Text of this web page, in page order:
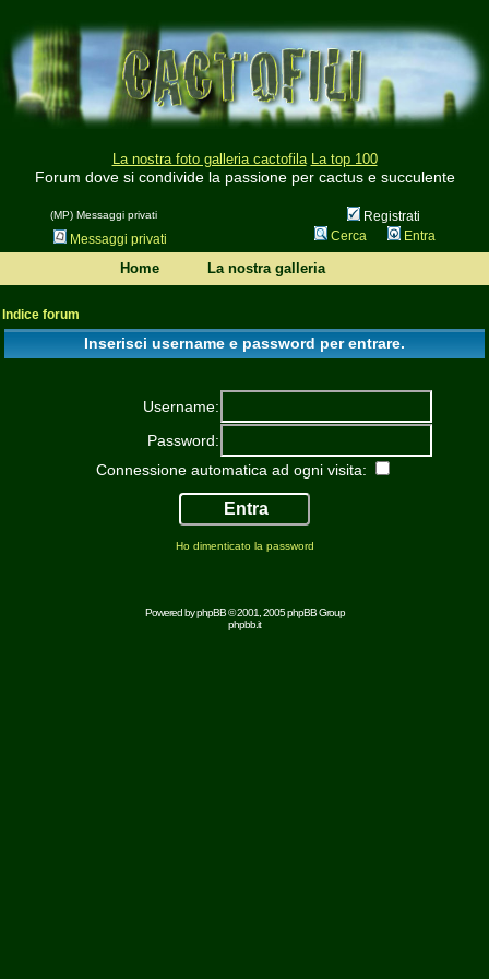
La nostra foto galleria cactofila La top 100
Forum dove si condivide la passione per cactus e succulente
(MP) Messaggi privati
Registrati
Messaggi privati
Cerca Entra
Home La nostra galleria
Indice forum
Inserisci username e password per entrare.
Username:
Password:
Connessione automatica ad ogni visita:
Ho dimenticato la password
Powered byphpBB© 2001, 2005 phpBB Group
phpbb.it